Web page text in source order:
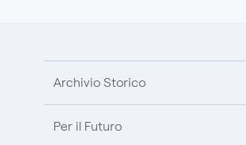
Archivio Storico
Per il Futuro